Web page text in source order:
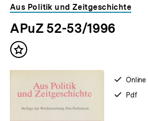
Inhaltskarousell
für
weitere
Inhalte
Inhaltskarussell
überspringen
Aus Politik und Zeitgeschichte
APuZ 52-53/1996
Inhalt
Online
Pdf